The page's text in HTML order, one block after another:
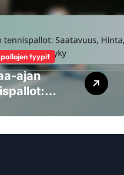
tyypit
ajan
hinta,